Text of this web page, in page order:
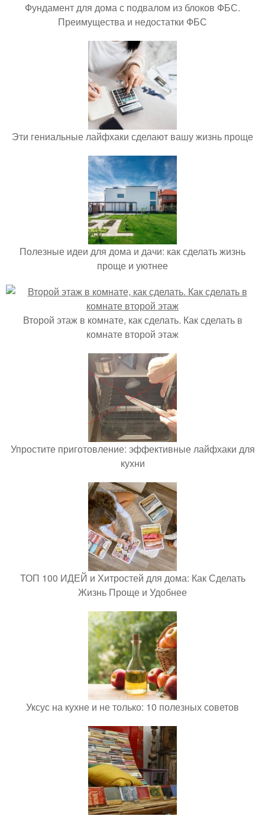
Фундамент для дома с подвалом из блоков ФБС.
Преимущества и недостатки ФБС
Эти гениальные лайфхаки сделают вашу жизнь проще
Полезные идеи для дома и дачи: как сделать жизнь
проще и уютнее
Второй этаж в комнате, как сделать. Как сделать в
комнате второй этаж
Упростите приготовление: эффективные лайфхаки для
кухни
ТОП 100 ИДЕЙ и Хитростей для дома: Как Сделать
Жизнь Проще и Удобнее
Уксус на кухне и не только: 10 полезных советов